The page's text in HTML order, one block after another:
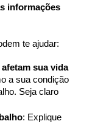
informações
te ajudar:
sua vida
a sua condição
Seja claro
: Explique